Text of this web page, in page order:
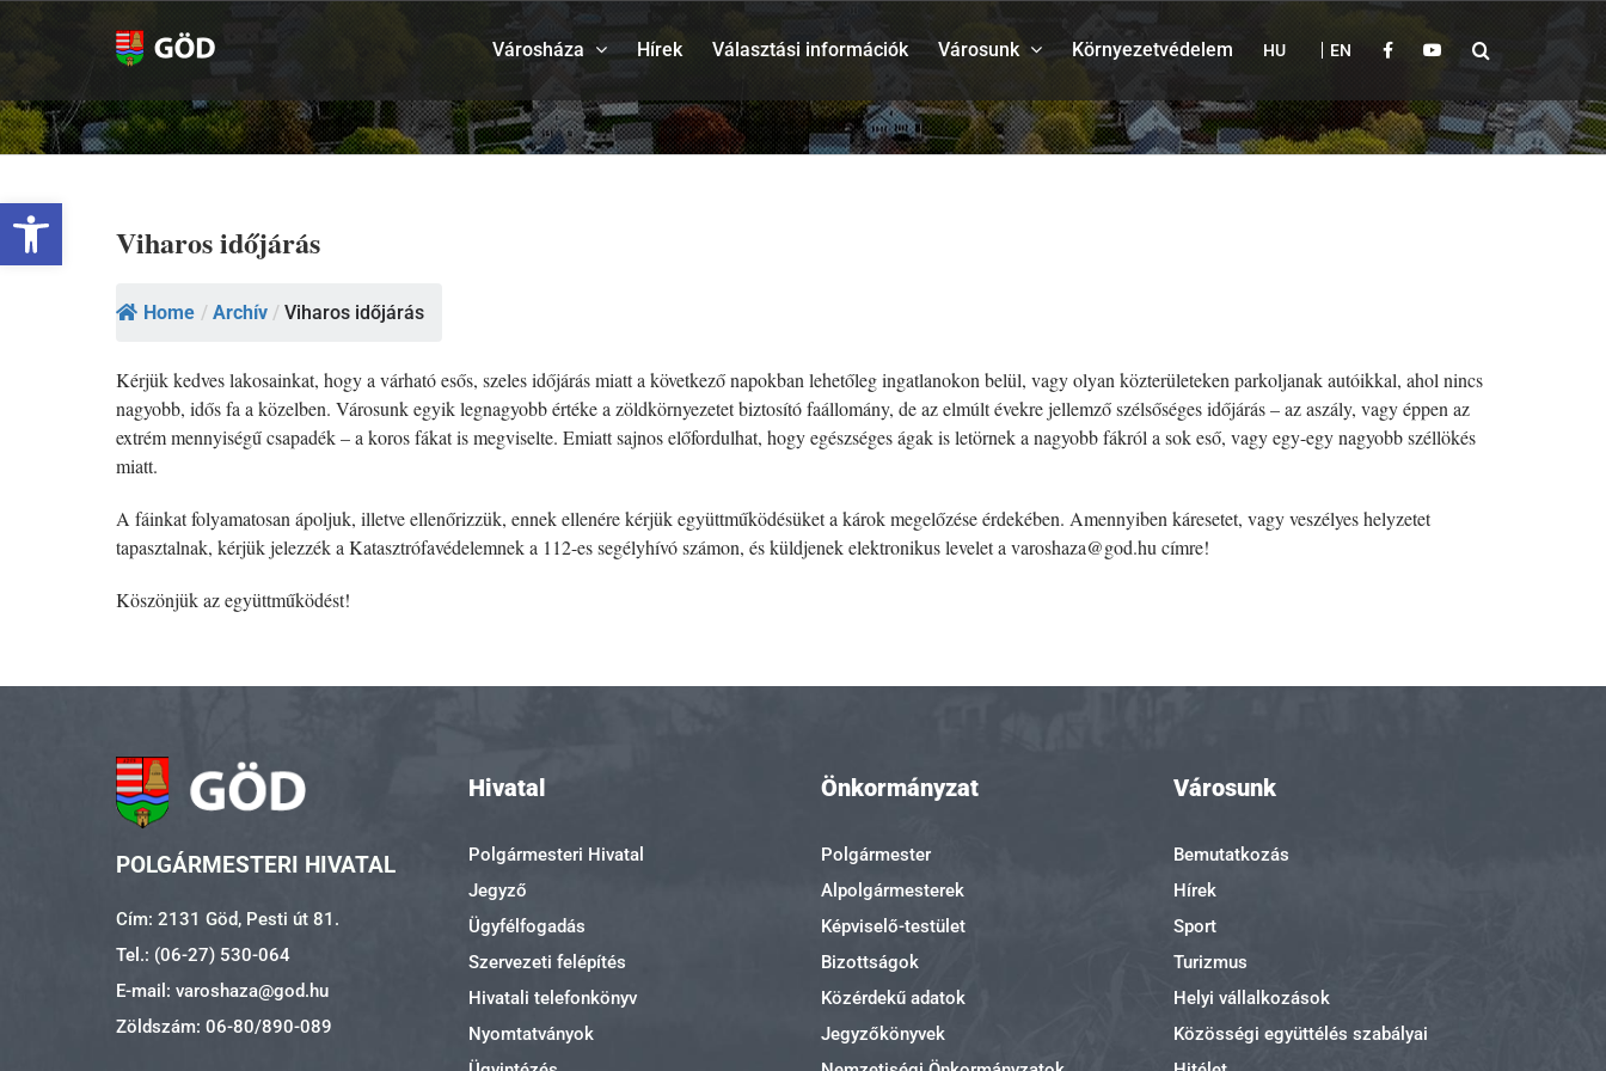
Eszköztár megnyitása
Városháza Hírek Választási információk Városunk Környezetvédelem HU EN
Viharos időjárás
Home / Archív / Viharos időjárás
Kérjük kedves lakosainkat, hogy a várható esős, szeles időjárás miatt a következő napokban lehetőleg ingatlanokon belül, vagy olyan közterületeken parkoljanak autóikkal, ahol nincs
nagyobb, idős fa a közelben. Városunk egyik legnagyobb értéke a zöldkörnyezetet biztosító faállomány, de az elmúlt évekre jellemző szélsőséges időjárás – az aszály, vagy éppen az
extrém mennyiségű csapadék – a koros fákat is megviselte. Emiatt sajnos előfordulhat, hogy egészséges ágak is letörnek a nagyobb fákról a sok eső, vagy egy-egy nagyobb széllökés
miatt.
A fáinkat folyamatosan ápoljuk, illetve ellenőrizzük, ennek ellenére kérjük együttműködésüket a károk megelőzése érdekében. Amennyiben káresetet, vagy veszélyes helyzetet
tapasztalnak, kérjük jelezzék a Katasztrófavédelemnek a 112-es segélyhívó számon, és küldjenek elektronikus levelet a varoshaza@god.hu címre!
Köszönjük az együttműködést!
POLGÁRMESTERI HIVATAL
Cím: 2131 Göd, Pesti út 81.
Tel.: (06-27) 530-064
E-mail: varoshaza@god.hu
Zöldszám: 06-80/890-089
Hivatal
Polgármesteri Hivatal
Jegyző
Ügyfélfogadás
Szervezeti felépítés
Hivatali telefonkönyv
Nyomtatványok
Önkormányzat
Polgármester
Alpolgármesterek
Képviselő-testület
Bizottságok
Közérdekű adatok
Jegyzőkönyvek
Városunk
Bemutatkozás
Hírek
Sport
Turizmus
Helyi vállalkozások
Közösségi együttélés szabályai